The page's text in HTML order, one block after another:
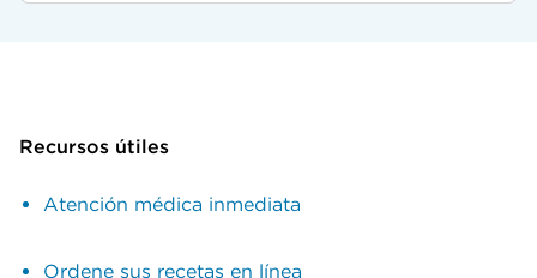
Recursos útiles
Atención médica inmediata
Ordene sus recetas en línea